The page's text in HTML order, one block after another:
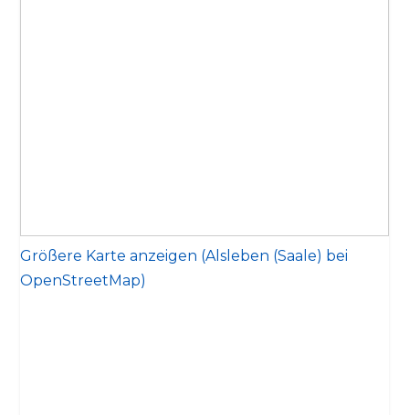
Größere Karte anzeigen (Alsleben (Saale) bei
OpenStreetMap)